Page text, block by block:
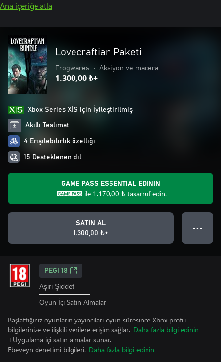
Ana içeriğe atla
Lovecraftian Paketi
Frogwares • Aksiyon ve macera
1.300,00 ₺+
Xbox Series X|S için İyileştirilmiş
Akıllı Teslimat
4 Erişilebilirlik özelliği
15 Desteklenen dil
GAME PASS ESSENTIAL EDININ
ile 1.170,00 ₺tasarruf edin.
SATIN AL
1.300,00 ₺+
● ● ●
PEGI 18
Aşırı Şiddet
Oyun İçi Satın Almalar
Başlattığınız oyunların yayıncıları oyun süresince Xbox profili
bilgilerinize ve ilişkili verilere erişim sağlar. Daha fazla bilgi edinin
+Uygulama içi satın almalar sunar.
Ebeveyn denetimi bilgileri. Daha fazla bilgi edinin